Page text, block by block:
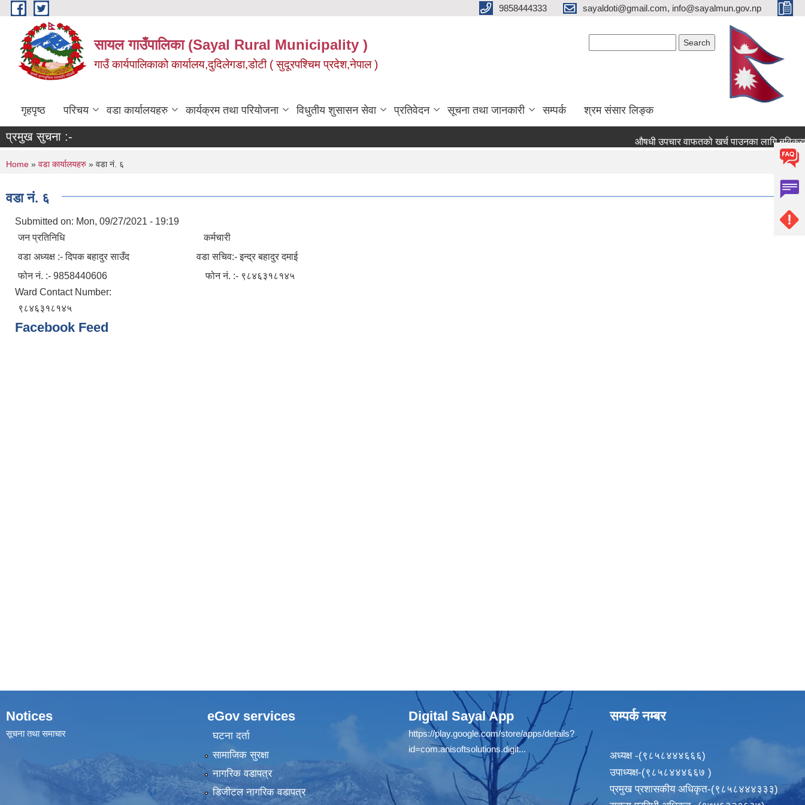
Skip to main content 9858444333 sayaldoti@gmail.com, info@sayalmun.gov.np
सायल गाउँपालिका (Sayal Rural Municipality )
गाउँ कार्यपालिकाको कार्यालय,दुदिलेगडा,डोटी ( सुदूरपश्चिम प्रदेश,नेपाल )
गृहपृष्ठ परिचय वडा कार्यालयहरु कार्यक्रम तथा परियोजना विधुतीय शुसासन सेवा प्रतिवेदन सूचना तथा जानकारी सम्पर्क श्रम संसार लिङ्क
प्रमुख सुचना :- औषधी उपचार वाफतको खर्च पाउनका लागि नविकरण
You are here
Home » वडा कार्यालयहरु » वडा नं. ६
वडा नं. ६
Submitted on: Mon, 09/27/2021 - 19:19
जन प्रतिनिधि कर्मचारी
वडा अध्यक्ष :- दिपक बहादुर साउँद वडा सचिव:- इन्द्र बहादुर दमाई
फोन नं. :- 9858440606 फोन नं. :- ९८४६३१८१४५
Ward Contact Number:
९८४६३१८१४५
Facebook Feed
Notices
सूचना तथा समाचार
eGov services
घटना दर्ता
सामाजिक सुरक्षा
नागरिक वडापत्र
डिजीटल नागरिक वडापत्र
Digital Sayal App
https://play.google.com/store/apps/details?
id=com.anisoftsolutions.digit...
सम्पर्क नम्बर
अध्यक्ष -(९८५८४४४६६६)
उपाध्यक्ष-(९८५८४४४६६७ )
प्रमुख प्रशासकीय अधिकृत-(९८५८४४४३३३)